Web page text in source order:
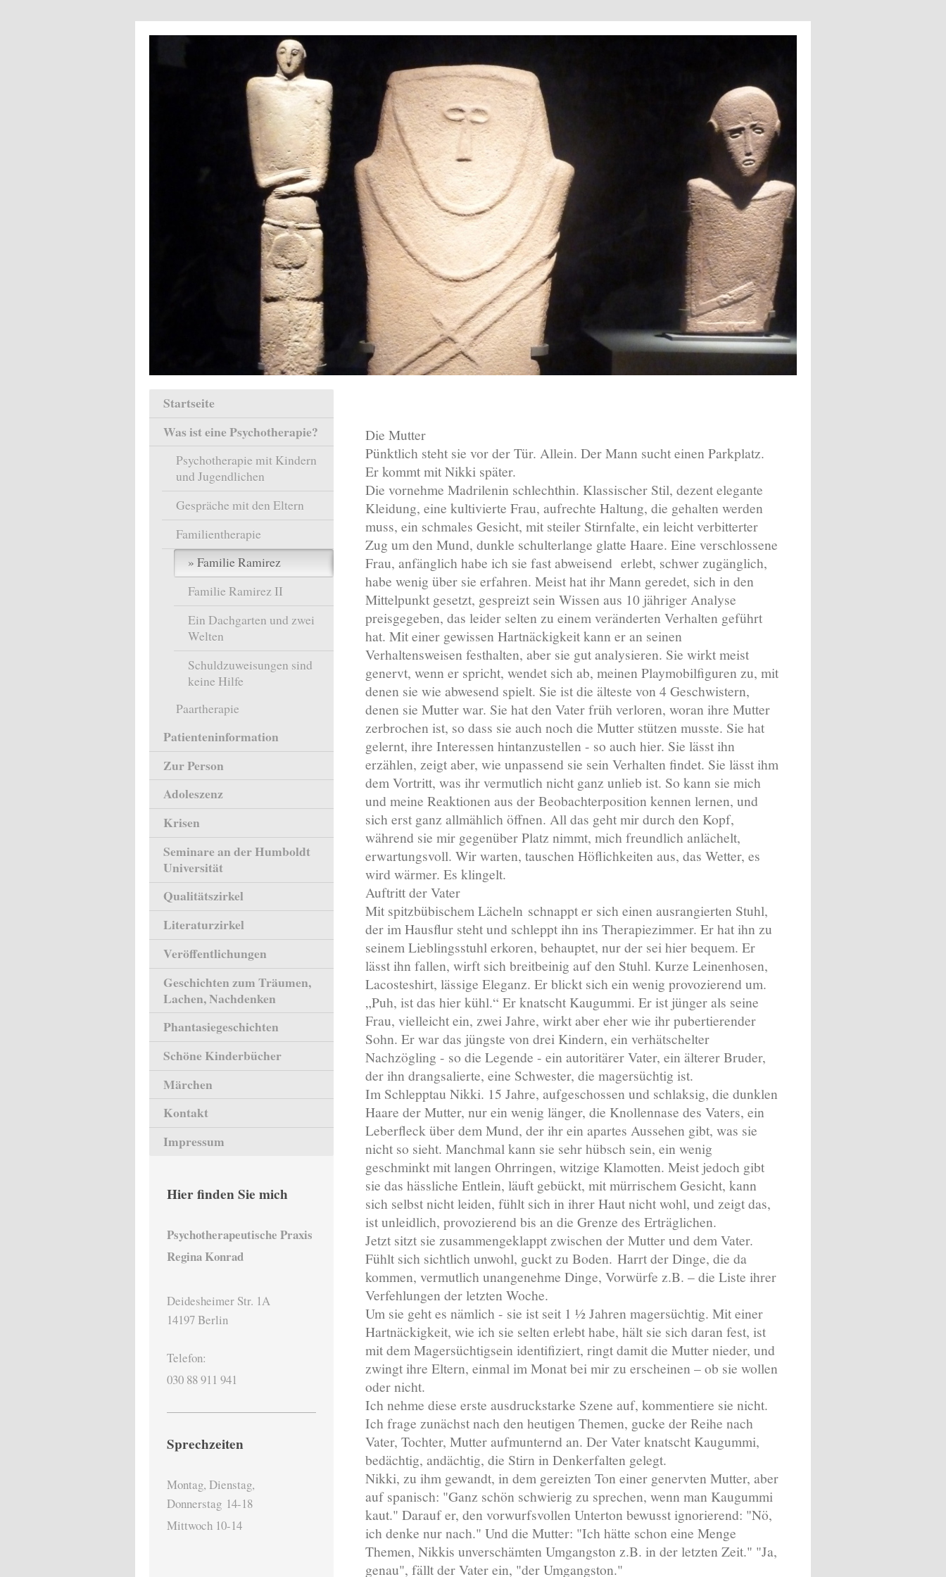
Die Mutter
Pünktlich steht sie vor der Tür. Allein. Der Mann sucht einen Parkplatz.
Er kommt mit Nikki später.
Die vornehme Madrilenin schlechthin. Klassischer Stil, dezent elegante
Kleidung, eine kultivierte Frau, aufrechte Haltung, die gehalten werden
muss, ein schmales Gesicht, mit steiler Stirnfalte, ein leicht verbitterter
Zug um den Mund, dunkle schulterlange glatte Haare. Eine verschlossene
Frau, anfänglich habe ich sie fast abweisend erlebt, schwer zugänglich,
habe wenig über sie erfahren. Meist hat ihr Mann geredet, sich in den
Mittelpunkt gesetzt, gespreizt sein Wissen aus 10 jähriger Analyse
preisgegeben, das leider selten zu einem veränderten Verhalten geführt
hat. Mit einer gewissen Hartnäckigkeit kann er an seinen
Verhaltensweisen festhalten, aber sie gut analysieren. Sie wirkt meist
genervt, wenn er spricht, wendet sich ab, meinen Playmobilfiguren zu, mit
denen sie wie abwesend spielt. Sie ist die älteste von 4 Geschwistern,
denen sie Mutter war. Sie hat den Vater früh verloren, woran ihre Mutter
zerbrochen ist, so dass sie auch noch die Mutter stützen musste. Sie hat
gelernt, ihre Interessen hintanzustellen - so auch hier. Sie lässt ihn
erzählen, zeigt aber, wie unpassend sie sein Verhalten findet. Sie lässt ihm
dem Vortritt, was ihr vermutlich nicht ganz unlieb ist. So kann sie mich
und meine Reaktionen aus der Beobachterposition kennen lernen, und
sich erst ganz allmählich öffnen. All das geht mir durch den Kopf,
während sie mir gegenüber Platz nimmt, mich freundlich anlächelt,
erwartungsvoll. Wir warten, tauschen Höflichkeiten aus, das Wetter, es
wird wärmer. Es klingelt.
Auftritt der Vater
Mit spitzbübischem Lächeln schnappt er sich einen ausrangierten Stuhl,
der im Hausflur steht und schleppt ihn ins Therapiezimmer. Er hat ihn zu
seinem Lieblingsstuhl erkoren, behauptet, nur der sei hier bequem. Er
lässt ihn fallen, wirft sich breitbeinig auf den Stuhl. Kurze Leinenhosen,
Lacosteshirt, lässige Eleganz. Er blickt sich ein wenig provozierend um.
„Puh, ist das hier kühl.“ Er knatscht Kaugummi. Er ist jünger als seine
Frau, vielleicht ein, zwei Jahre, wirkt aber eher wie ihr pubertierender
Sohn. Er war das jüngste von drei Kindern, ein verhätschelter
Nachzögling - so die Legende - ein autoritärer Vater, ein älterer Bruder,
der ihn drangsalierte, eine Schwester, die magersüchtig ist.
Im Schlepptau Nikki. 15 Jahre, aufgeschossen und schlaksig, die dunklen
Haare der Mutter, nur ein wenig länger, die Knollennase des Vaters, ein
Leberfleck über dem Mund, der ihr ein apartes Aussehen gibt, was sie
nicht so sieht. Manchmal kann sie sehr hübsch sein, ein wenig
geschminkt mit langen Ohrringen, witzige Klamotten. Meist jedoch gibt
sie das hässliche Entlein, läuft gebückt, mit mürrischem Gesicht, kann
sich selbst nicht leiden, fühlt sich in ihrer Haut nicht wohl, und zeigt das,
ist unleidlich, provozierend bis an die Grenze des Erträglichen.
Jetzt sitzt sie zusammengeklappt zwischen der Mutter und dem Vater.
Fühlt sich sichtlich unwohl, guckt zu Boden. Harrt der Dinge, die da
kommen, vermutlich unangenehme Dinge, Vorwürfe z.B. – die Liste ihrer
Verfehlungen der letzten Woche.
Um sie geht es nämlich - sie ist seit 1 ½ Jahren magersüchtig. Mit einer
Hartnäckigkeit, wie ich sie selten erlebt habe, hält sie sich daran fest, ist
mit dem Magersüchtigsein identifiziert, ringt damit die Mutter nieder, und
zwingt ihre Eltern, einmal im Monat bei mir zu erscheinen – ob sie wollen
oder nicht.
Ich nehme diese erste ausdruckstarke Szene auf, kommentiere sie nicht.
Ich frage zunächst nach den heutigen Themen, gucke der Reihe nach
Vater, Tochter, Mutter aufmunternd an. Der Vater knatscht Kaugummi,
bedächtig, andächtig, die Stirn in Denkerfalten gelegt.
Nikki, zu ihm gewandt, in dem gereizten Ton einer genervten Mutter, aber
auf spanisch: "Ganz schön schwierig zu sprechen, wenn man Kaugummi
kaut." Darauf er, den vorwurfsvollen Unterton bewusst ignorierend: "Nö,
ich denke nur nach." Und die Mutter: "Ich hätte schon eine Menge
Themen, Nikkis unverschämten Umgangston z.B. in der letzten Zeit." "Ja,
genau", fällt der Vater ein, "der Umgangston."
Startseite
Was ist eine Psychotherapie?
Psychotherapie mit Kindern
und Jugendlichen
Gespräche mit den Eltern
Familientherapie
Familie Ramirez
Familie Ramirez II
Ein Dachgarten und zwei
Welten
Schuldzuweisungen sind
keine Hilfe
Paartherapie
Patienteninformation
Zur Person
Adoleszenz
Krisen
Seminare an der Humboldt
Universität
Qualitätszirkel
Literaturzirkel
Veröffentlichungen
Geschichten zum Träumen,
Lachen, Nachdenken
Phantasiegeschichten
Schöne Kinderbücher
Märchen
Kontakt
Impressum
Hier finden Sie mich
Psychotherapeutische Praxis
Regina Konrad
Deidesheimer Str. 1A
14197 Berlin
Telefon:
030 88 911 941
Sprechzeiten
Montag, Dienstag,
Donnerstag 14-18
Mittwoch 10-14